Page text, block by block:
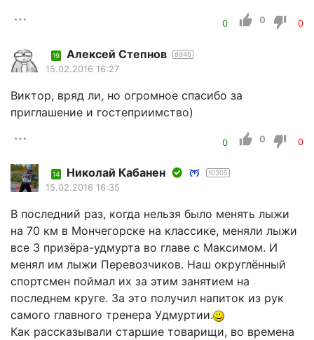
0 0 0
19 Алексей Степнов 8946
15.02.2016 16:27
Виктор, вряд ли, но огромное спасибо за
приглашение и гостеприимство)
0 0 0
14 Николай Кабанен 10305
15.02.2016 16:35
В последний раз, когда нельзя было менять лыжи
на 70 км в Мончегорске на классике, меняли лыжи
все 3 призёра-удмурта во главе с Максимом. И
менял им лыжи Перевозчиков. Наш округлённый
спортсмен поймал их за этим занятием на
последнем круге. За это получил напиток из рук
самого главного тренера Удмуртии.
Как рассказывали старшие товарищи, во времена